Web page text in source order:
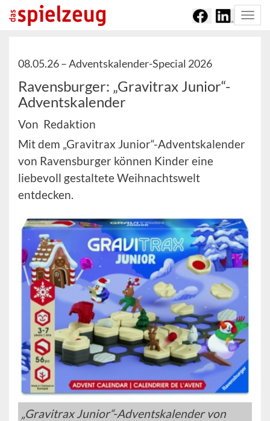
08.05.26 –Adventskalender-Special 2026
Ravensburger: „Gravitrax Junior“-
Adventskalender
Von Redaktion
Mit dem „Gravitrax Junior“-Adventskalender
von Ravensburger können Kinder eine
liebevoll gestaltete Weihnachtswelt
entdecken.
„Gravitrax Junior“-Adventskalender von